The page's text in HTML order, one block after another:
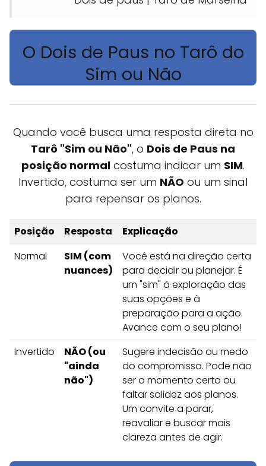
O Dois de Paus no Tarô do
Sim ou Não
Quando você busca uma resposta direta no
Tarô "Sim ou Não", o Dois de Paus na
posição normal costuma indicar um SIM.
Invertido, costuma ser um NÃO ou um sinal
para repensar os planos.
Posição Resposta
Explicação
Normal
SIM (com
nuances)
Você está na direção certa
para decidir ou planejar. É
um "sim" à exploração das
suas opções e à
preparação para a ação.
Avance com o seu plano!
Invertido
NÃO (ou
"ainda
não")
Sugere indecisão ou medo
do compromisso. Pode não
ser o momento certo ou
faltar solidez aos planos.
Um convite a parar,
reavaliar e buscar mais
clareza antes de agir.